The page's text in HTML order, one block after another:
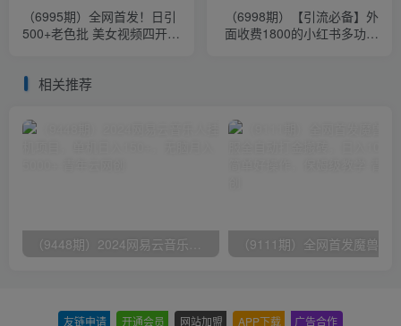
（6995期）全网首发！日引
500+老色批 美女视频四开屏
（6998期）【引流必备】外
面收费1800的小红书多功能
相关推荐
友链申请 开通会员 网站加盟 APP下载 广告合作